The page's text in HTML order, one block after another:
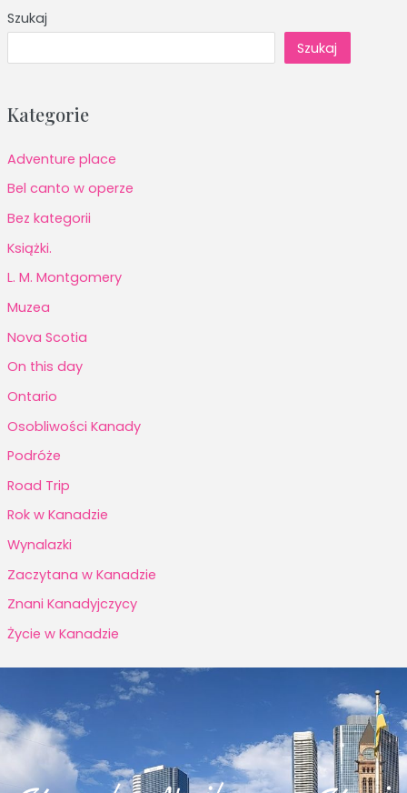
Szukaj
Szukaj
Kategorie
Adventure place
Bel canto w operze
Bez kategorii
Książki.
L. M. Montgomery
Muzea
Nova Scotia
On this day
Ontario
Osobliwości Kanady
Podróże
Road Trip
Rok w Kanadzie
Wynalazki
Zaczytana w Kanadzie
Znani Kanadyjczycy
Życie w Kanadzie